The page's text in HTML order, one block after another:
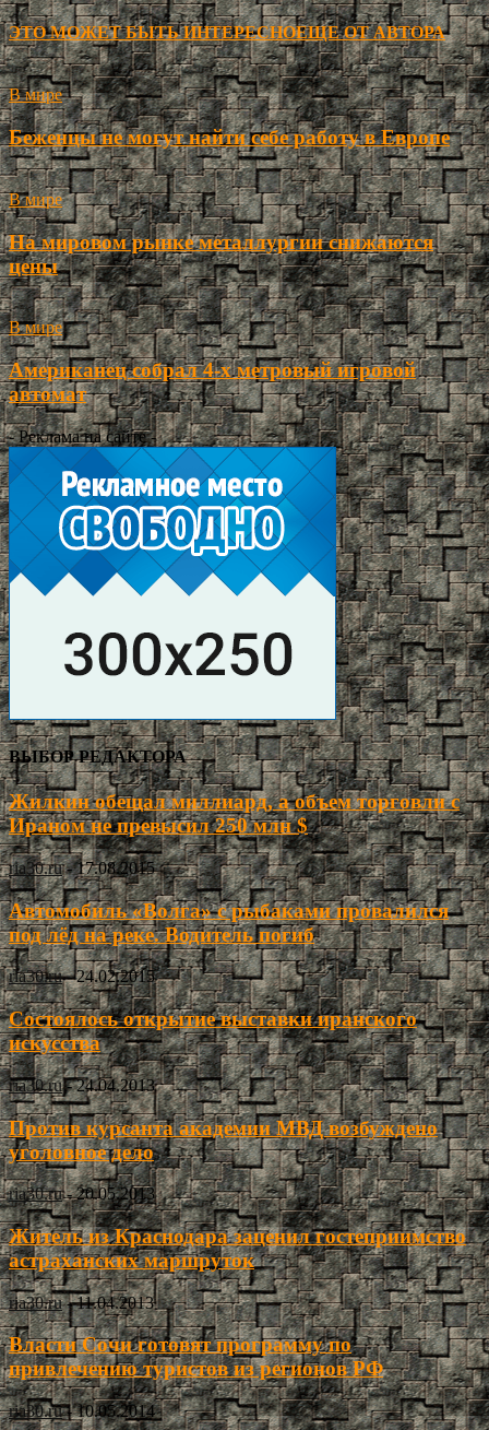
ЭТО МОЖЕТ БЫТЬ ИНТЕРЕСНОЕЩЕ ОТ АВТОРА
В мире
Беженцы не могут найти себе работу в Европе
В мире
На мировом рынке металлургии снижаются
цены
В мире
Американец собрал 4-х метровый игровой
автомат
- Реклама на сайте -
ВЫБОР РЕДАКТОРА
Жилкин обещал миллиард, а объем торговли с
Ираном не превысил 250 млн $
ria30.ru - 17.08.2015
Автомобиль «Волга» с рыбаками провалился
под лёд на реке. Водитель погиб
ria30.ru - 24.02.2015
Состоялось открытие выставки иранского
искусства
ria30.ru - 24.04.2013
Против курсанта академии МВД возбуждено
уголовное дело
ria30.ru - 20.05.2013
Житель из Краснодара заценил гостеприимство
астраханских маршруток
ria30.ru - 11.04.2013
Власти Сочи готовят программу по
привлечению туристов из регионов РФ
ria30.ru - 10.05.2014